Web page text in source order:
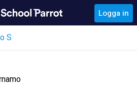
Logga in
S